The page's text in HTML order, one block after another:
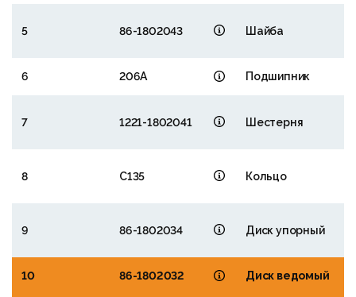
5 86-1802043 Шайба
6 206А Подшипник
7 1221-1802041 Шестерня
8 С135 Кольцо
9 86-1802034 Диск упорный
10 86-1802032 Диск ведомый